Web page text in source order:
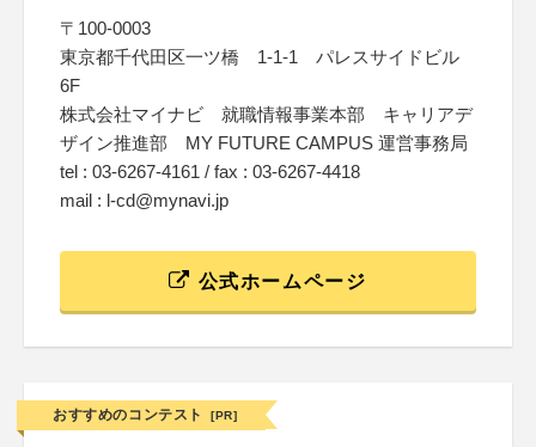
〒100-0003
東京都千代田区一ツ橋 1-1-1 パレスサイドビル
6F
株式会社マイナビ 就職情報事業本部 キャリアデ
ザイン推進部 MY FUTURE CAMPUS 運営事務局
tel : 03-6267-4161 / fax : 03-6267-4418
mail : l-cd@mynavi.jp
公式ホームページ
おすすめのコンテスト [PR]